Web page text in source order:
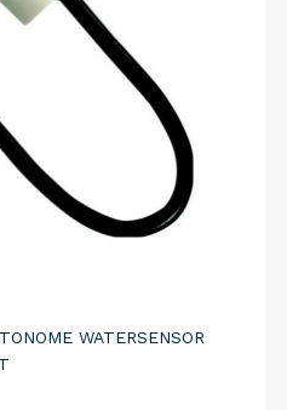
WATERSENSOR